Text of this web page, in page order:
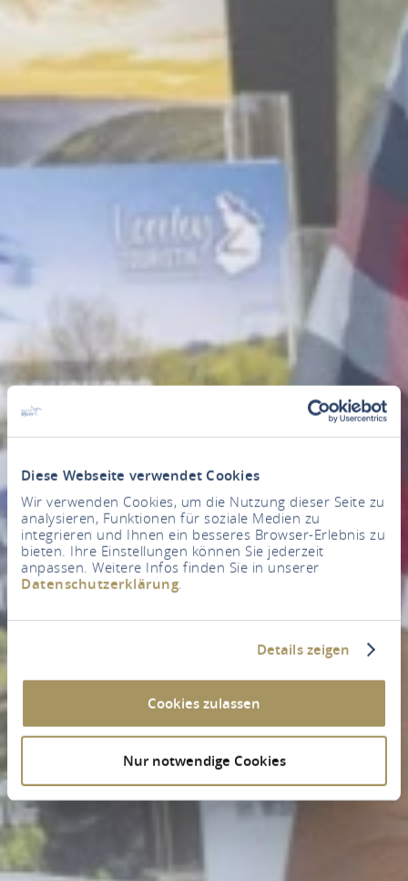
Diese Webseite verwendet Cookies
Wir verwenden Cookies, um die Nutzung dieser Seite zu
analysieren, Funktionen für soziale Medien zu
integrieren und Ihnen ein besseres Browser-Erlebnis zu
bieten. Ihre Einstellungen können Sie jederzeit
anpassen. Weitere Infos finden Sie in unserer
Datenschutzerklärung.
Details zeigen
Cookies zulassen
Nur notwendige Cookies